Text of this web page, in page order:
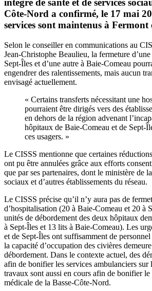
intégré de santé et de services
Côte-Nord a confirmé, le 17 mai
services sont maintenus à Fermont
Selon le conseiller en communications au
Jean-Christophe Beaulieu, la fermeture d’une
Sept-Îles et d’une autre à Baie-Comeau
engendrer des ralentissements, mais aucun
envisagé actuellement.
« Certains transferts nécessitant une
pourraient être dirigés vers des
en dehors de la région advenant
hôpitaux de Baie-Comeau et de Sept-
ces usagers. »
Le CISSS mentionne que certaines
ont pu être annulées grâce aux efforts
que par ses partenaires, dont le ministère de
sociaux et d’autres établissements du réseau.
Le CISSS précise qu’il n’y aura pas de
d’hospitalisation (20 à Baie-Comeau et 20 à
unités de débordement des deux hôpitaux
à Sept-Îles et 13 lits à Baie-Comeau). Les
et de Sept-Îles ont suffisamment de
la capacité d’occupation des civières
débordement. Dans le contexte actuel, des
afin de bonifier les services ambulanciers sur
travaux sont aussi en cours afin de bonifier le
médicale de la Basse-Côte-Nord.